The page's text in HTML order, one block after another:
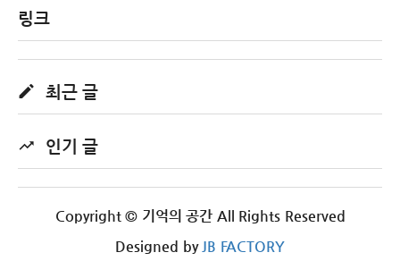
링크
최근 글
인기 글
Copyright © 기억의 공간 All Rights Reserved
Designed by JB FACTORY